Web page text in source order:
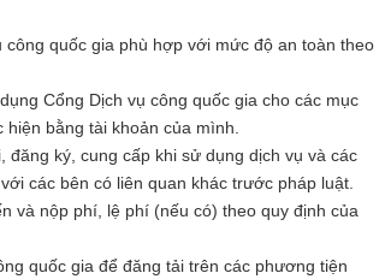
quốc gia phù hợp với mức độ an toàn theo
Cổng Dịch vụ công quốc gia cho các mục
bằng tài khoản của mình.
ký, cung cấp khi sử dụng dịch vụ và các
các bên có liên quan khác trước pháp luật.
và nộp phí, lệ phí (nếu có) theo quy định của
quốc gia để đăng tải trên các phương tiện